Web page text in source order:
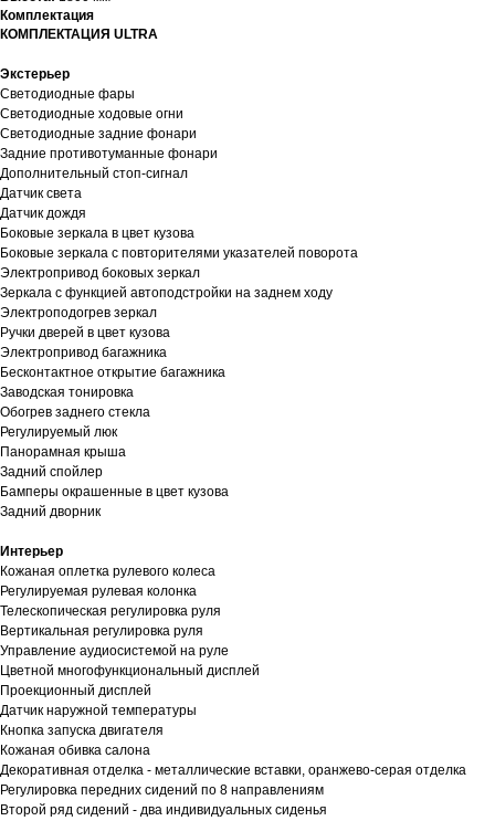
Комплектация
КОМПЛЕКТАЦИЯ ULTRA
Экстерьер
Светодиодные фары
Светодиодные ходовые огни
Cветодиодные задние фонари
Задние противотуманные фонари
Дополнительный стоп-сигнал
Датчик света
Датчик дождя
Боковые зеркала в цвет кузова
Боковые зеркала с повторителями указателей поворота
Электропривод боковых зеркал
Зеркала с функцией автоподстройки на заднем ходу
Электроподогрев зеркал
Ручки дверей в цвет кузова
Электропривод багажника
Бесконтактное открытие багажника
Заводская тонировка
Обогрев заднего стекла
Регулируемый люк
Панорамная крыша
Задний спойлер
Бамперы окрашенные в цвет кузова
Задний дворник
Интерьер
Кожаная оплетка рулевого колеса
Регулируемая рулевая колонка
Телескопическая регулировка руля
Вертикальная регулировка руля
Управление аудиосистемой на руле
Цветной многофункциональный дисплей
Проекционный дисплей
Датчик наружной температуры
Кнопка запуска двигателя
Кожаная обивка салона
Декоративная отделка - металлические вставки, оранжево-серая отделка
Регулировка передних сидений по 8 направлениям
Второй ряд сидений - два индивидуальных сиденья